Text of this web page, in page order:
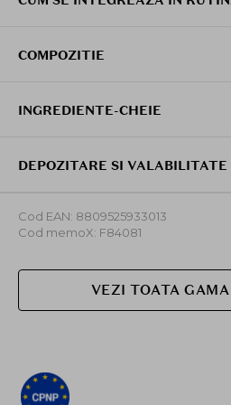
COMPOZITIE
INGREDIENTE-CHEIE
DEPOZITARE SI VALABILITATE
Cod EAN: 8809525933013
Cod memoX: F84081
VEZI TOATA